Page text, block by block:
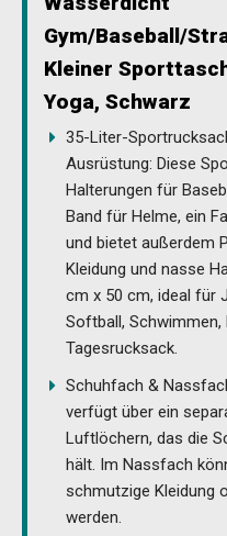
Gym/Baseball/
Kleiner
Yoga, Schwarz
35-Liter-
Ausrüstung: Diese
Halterungen für
Band für Helme, ein
und bietet außerdem
Kleidung und nasse
cm x 50 cm, ideal für
Softball,
Tagesrucksack.
Schuhfach &
verfügt über ein
Luftlöchern, das die
hält. Im Nassfach
schmutzige Kleidung
werden.